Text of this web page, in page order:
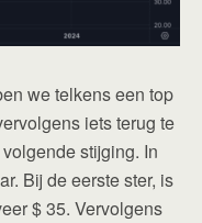
we telkens een top
iets terug te
stijging. In
Bij de eerste ster, is
$ 35. Vervolgens